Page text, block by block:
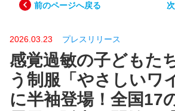
前のページへ戻る
2026.03.23 プレスリリース
感覚過敏の子どもた
う制服「やさしいワ
に半袖登場！全国17